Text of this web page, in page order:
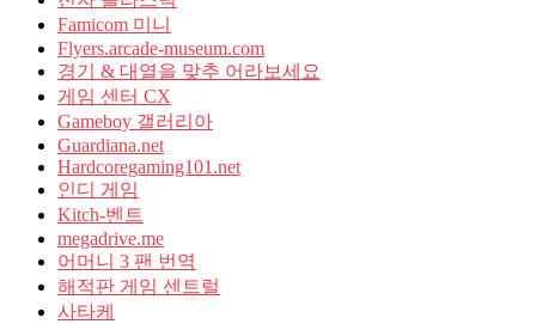
Famicom 미니
Flyers.arcade-museum.com
경기 & 대열을 맞추 어라보세요
게임 센터 CX
Gameboy 갤러리아
Guardiana.net
Hardcoregaming101.net
인디 게임
Kitch-벤트
megadrive.me
어머니 3 팬 번역
해적판 게임 센트럴
사타케